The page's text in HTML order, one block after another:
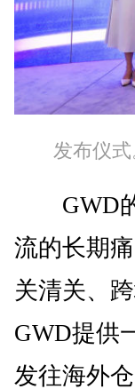
发布仪
GWD的
流的长期
关清关、
GWD提供
发往海外